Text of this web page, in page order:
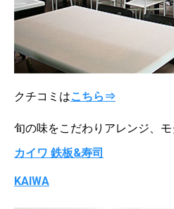
クチコミはこちら⇒
旬の味をこだわりアレンジ、
カイワ 鉄板&寿司
KAIWA